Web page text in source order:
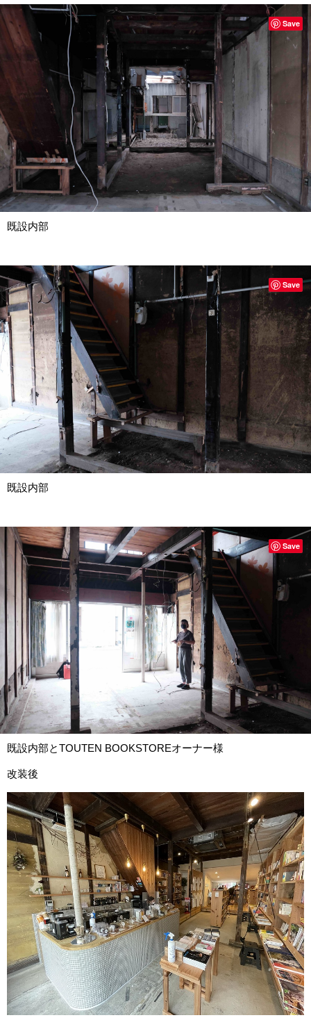
既設内部
Save
既設内部
Save
既設内部とTOUTEN BOOKSTOREオーナー様
改装後
Save